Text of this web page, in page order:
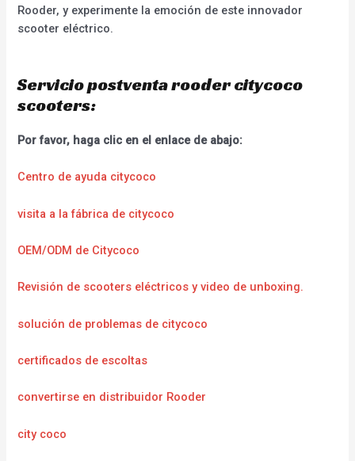
Rooder, y experimente la emoción de este innovador
scooter eléctrico.
Servicio postventa rooder citycoco
scooters:
Por favor, haga clic en el enlace de abajo:
Centro de ayuda citycoco
visita a la fábrica de citycoco
OEM/ODM de Citycoco
Revisión de scooters eléctricos y video de unboxing.
solución de problemas de citycoco
certificados de escoltas
convertirse en distribuidor Rooder
city coco